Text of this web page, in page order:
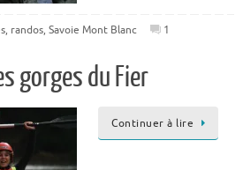
, randos,Savoie Mont Blanc 1
gorges du Fier
Continuer à lire